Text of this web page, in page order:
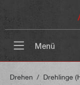
Menü
Drehen / Drehlinge